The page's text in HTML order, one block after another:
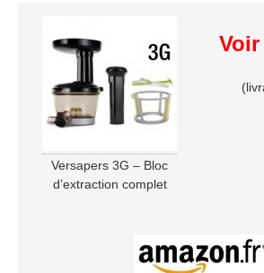
Versapers 3G – Bloc
d’extraction complet